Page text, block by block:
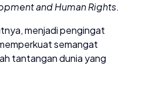
and Human Rights.
menjadi pengingat
semangat
tantangan dunia yang